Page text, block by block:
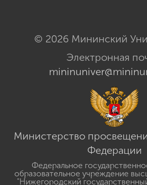
© 2026 Мининский
Электронная
Министерство
Федерации
Федеральное
образовательное учреждение
"Нижегородский